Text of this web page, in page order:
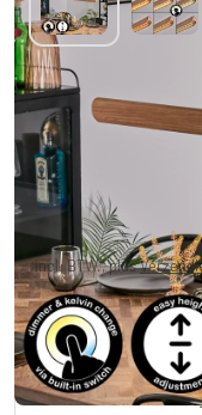
Fugelsta
1-licht
-58% € 103,99
Je redt€ 146,00
incl. BTW., plus
Gratis